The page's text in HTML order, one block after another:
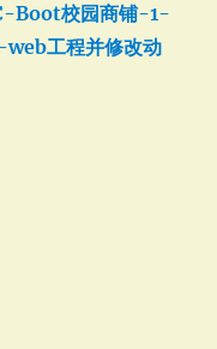
Boot校园商铺-1-
工程并修改动